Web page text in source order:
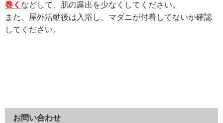
巻く などして、肌の露出を少なくしてください。
また、屋外活動後は入浴し、マダニが付着してないか確認
してください。
お問い合わせ